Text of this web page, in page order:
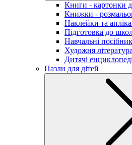
Книги - картонки
Книжки -
Наклейки та
Підготовка до
Навчальні
Художня література
Дитячі
Пазли для дітей